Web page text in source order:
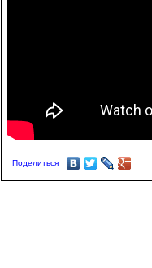
Поделиться